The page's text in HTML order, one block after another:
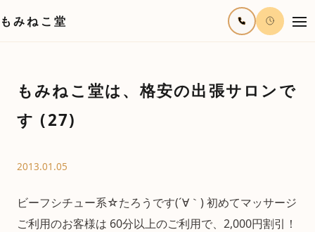
もみねこ堂
もみねこ堂は、格安の出張サロンで
す (27)
2013.01.05
ビーフシチュー系☆たろうです(´∀｀) 初めてマッサージ
ご利用のお客様は 60分以上のご利用で、2,000円割引！